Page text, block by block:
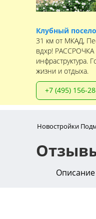
Клубный
31 км от МКАД,
вдхр! РАССРОЧКА
инфраструктура.
жизни и отдыха.
+7 (495) 156-
Новостройки
Описание